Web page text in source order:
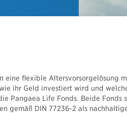
⇒ Downloads Nachhaltige
Logos und Bildmaterialien
eine flexible Altersvorsorgelösung
ihr Geld investiert wird und
Pangaea Life Fonds. Beide Fonds
gemäß DIN 77236-2 als